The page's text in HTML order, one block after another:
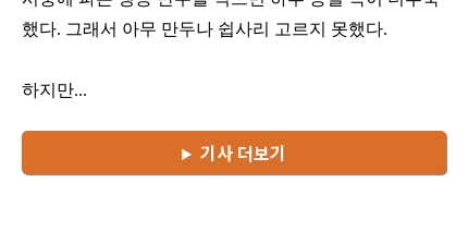
했다. 그래서 아무 만두나 쉽사리 고르지 못했다.
하지만...
기사 더보기